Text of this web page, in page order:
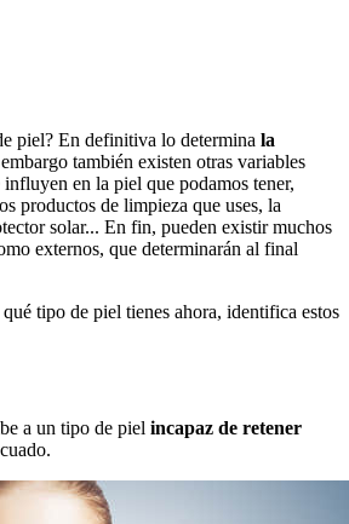
piel? En definitiva lo determina la
también existen otras variables
en la piel que podamos tener,
productos de limpieza que uses, la
solar... En fin, pueden existir muchos
externos, que determinarán al final
tipo de piel tienes ahora, identifica estos
a un tipo de piel incapaz de retener